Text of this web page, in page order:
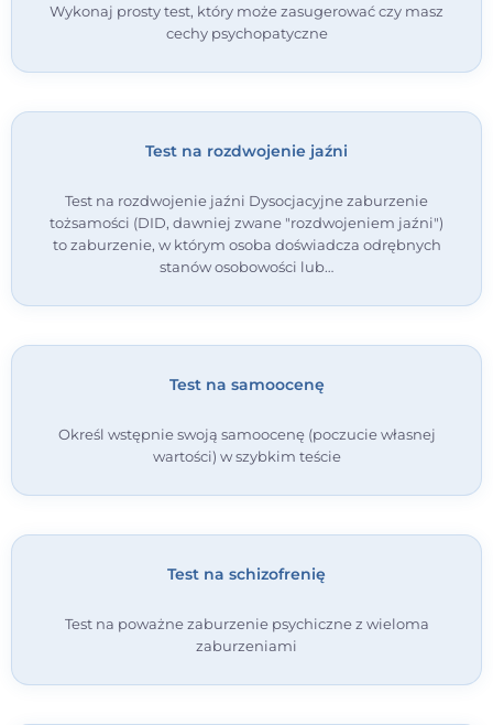
Wykonaj prosty test, który może zasugerować czy masz
cechy psychopatyczne
Test na rozdwojenie jaźni
Test na rozdwojenie jaźni Dysocjacyjne zaburzenie
tożsamości (DID, dawniej zwane "rozdwojeniem jaźni")
to zaburzenie, w którym osoba doświadcza odrębnych
stanów osobowości lub…
Test na samoocenę
Określ wstępnie swoją samoocenę (poczucie własnej
wartości) w szybkim teście
Test na schizofrenię
Test na poważne zaburzenie psychiczne z wieloma
zaburzeniami